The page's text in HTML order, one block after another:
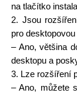
na tlačítko
2. Jsou
pro
– Ano, většina
desktopu a
3. Lze rozšíření
– Ano, můžete